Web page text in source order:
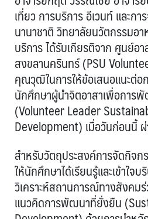
เที่ยว การบริการ อีเวนท์ และก
นานาชาติ วิทยาลัยนวัตกรรมอ
บริการ ได้รับเกียรติจาก ศูนย์อ
สงขลานครินทร์ (PSU
คุณวุฒิในการให้ข้อเสนอแนะต่อ
นักศึกษาผู้นำจิตอาสาเพื่อการ
(Volunteer Leader
Development) เมื่อวันก่อนนี้
สำหรับวัตถุประสงค์การจัดกิจก
ให้นักศึกษาได้เรียนรู้และเข้าใจ
วิเคราะห์สถานการณ์ทางสังคม
แนวคิดการพัฒนาที่ยั่งยืน